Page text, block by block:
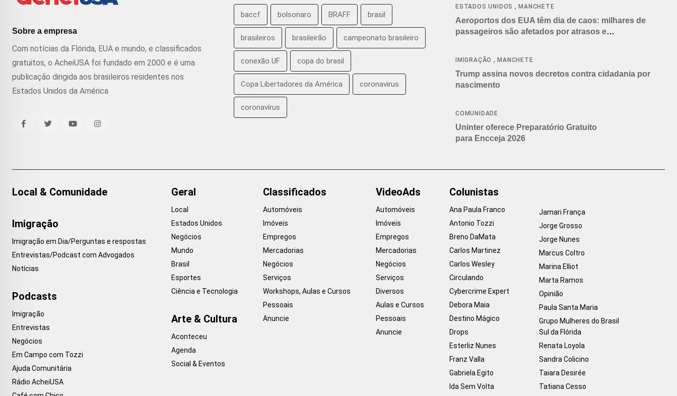
Sobre a empresa
Com notícias da Flórida, EUA e mundo, e classificados
gratuitos, o AcheiUSA foi fundado em 2000 e é uma
publicação dirigida aos brasileiros residentes nos
Estados Unidos da América
baccf bolsonaro BRAFF brasil
brasileiros brasileirão campeonato brasileiro
conexão UF copa do brasil
Copa Libertadores da América coronavirus
coronavírus
ESTADOS UNIDOS ,MANCHETE
Aeroportos dos EUA têm dia de caos: milhares de
passageiros são afetados por atrasos e
IMIGRAÇÃO ,MANCHETE
Trump assina novos decretos contra cidadania por
nascimento
COMUNIDADE
Uninter oferece Preparatório Gratuito
para Encceja 2026
Local & Comunidade
Imigração
Imigração em Dia/Perguntas e respostas
Entrevistas/Podcast com Advogados
Notícias
Podcasts
Imigração
Entrevistas
Negócios
Em Campo com Tozzi
Ajuda Comunitária
Rádio AcheiUSA
Geral
Local
Estados Unidos
Negócios
Mundo
Brasil
Esportes
Ciência e Tecnologia
Arte & Cultura
Aconteceu
Agenda
Social & Eventos
Classificados
Automóveis
Imóveis
Empregos
Mercadorias
Negócios
Serviços
Workshops, Aulas e Cursos
Pessoais
Anuncie
VideoAds
Automóveis
Imóveis
Empregos
Mercadorias
Negócios
Serviços
Diversos
Aulas e Cursos
Pessoais
Anuncie
Colunistas
Ana Paula Franco
Antonio Tozzi
Breno DaMata
Carlos Martinez
Carlos Wesley
Circulando
Cybercrime Expert
Debora Maia
Destino Mágico
Drops
Esterliz Nunes
Franz Valla
Gabriela Egito
Ida Sem Volta
Jamari França
Jorge Grosso
Jorge Nunes
Marcus Coltro
Marina Elliot
Marta Ramos
Opinião
Paula Santa Maria
Grupo Mulheres do Brasil
Sul da Flórida
Renata Loyola
Sandra Colicino
Taiara Desirée
Tatiana Cesso